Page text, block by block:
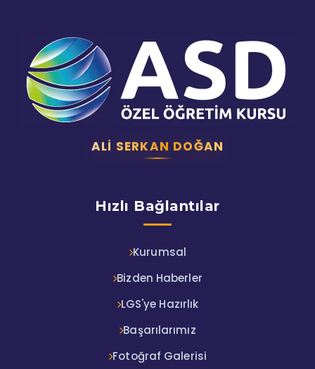
ALI SERKAN DOĞAN
Hızlı Bağlantılar
Kurumsal
Bizden Haberler
LGS'ye Hazırlık
Başarılarımız
Fotoğraf Galerisi